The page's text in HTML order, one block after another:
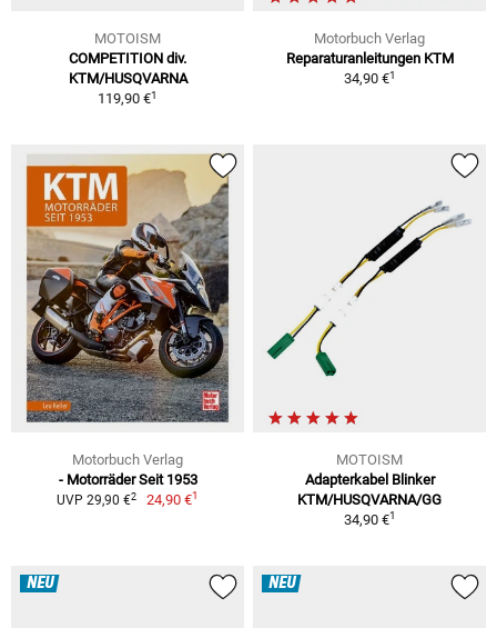
MOTOISM
COMPETITION div.
KTM/HUSQVARNA
119,90 €1
Motorbuch Verlag
Reparaturanleitungen KTM
34,90 €1
Motorbuch Verlag
- Motorräder Seit 1953
UVP 29,90 €2 24,90 €1
MOTOISM
Adapterkabel Blinker
KTM/HUSQVARNA/GG
34,90 €1
NEU NEU